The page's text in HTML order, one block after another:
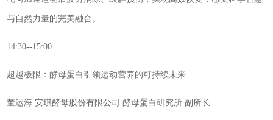
与自然力量的完美融合。
14:30--15:00
超越极限：酵母蛋白引领运动营养的可持续未来
董运海 安琪酵母股份有限公司 酵母蛋白研究所 副所长